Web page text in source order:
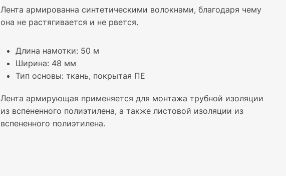
Лента армированна синтетическими волокнами, благодаря чему
она не растягивается и не рвется.
Длина намотки: 50 м
Ширина: 48 мм
Тип основы: ткань, покрытая ПЕ
Лента армирующая применяется для монтажа трубной изоляции
из вспененного полиэтилена, а также листовой изоляции из
вспененного полиэтилена.